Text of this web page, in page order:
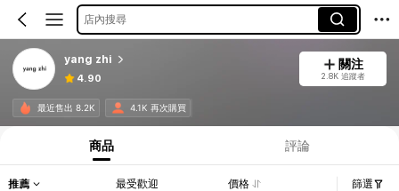
店內搜尋
yang zhi
4.90
關注
2.8K 追蹤者
最近售出 8.2K 4.1K 再次購買
商品 評論
推薦 最受歡迎 價格 篩選